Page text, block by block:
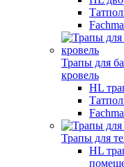
Трапы для
кровель
HL
Трапы для
HL